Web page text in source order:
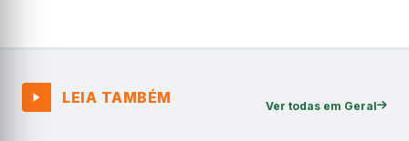
LEIA TAMBÉM Ver todas em Geral